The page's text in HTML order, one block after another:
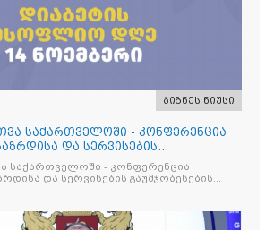
ბიზნეს ნიუსი
საქართველოში - კონფერენცია
და სერვისების
მიზნით
საქართველოში - კონფერენცია
და სერვისების გაუმჯობესების